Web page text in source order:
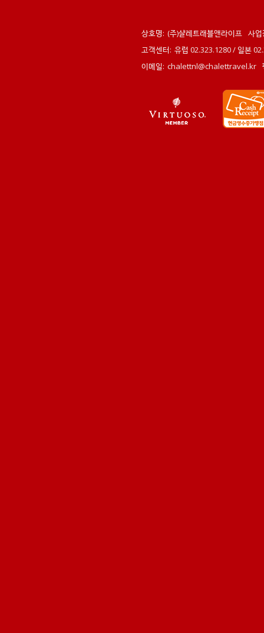
상호명: (주)샬레트래블앤라이프 사
고객센터: 유럽 02.323.1280 / 일본
이메일: chalettnl@chalettravel.kr